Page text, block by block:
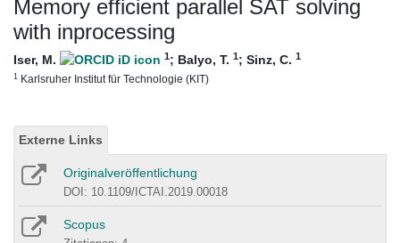
Memory efficient parallel SAT solving
with inprocessing
Iser, M. 1; Balyo, T. 1; Sinz, C. 1
1 Karlsruher Institut für Technologie (KIT)
Externe Links
Originalveröffentlichung
DOI: 10.1109/ICTAI.2019.00018
Scopus